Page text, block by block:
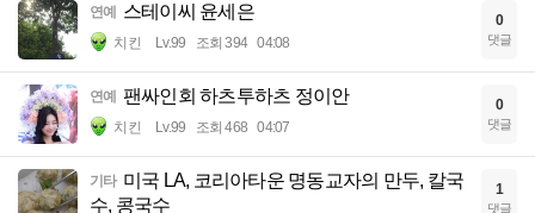
연예 스테이씨 윤세은
치킨 Lv.99 조회 394 04:08
0
댓글
연예 팬싸인회 하츠투하츠 정이안
치킨 Lv.99 조회 468 04:07
0
댓글
기타 미국 LA, 코리아타운 명동교자의 만두, 칼국
수, 콩국수
1
댓글